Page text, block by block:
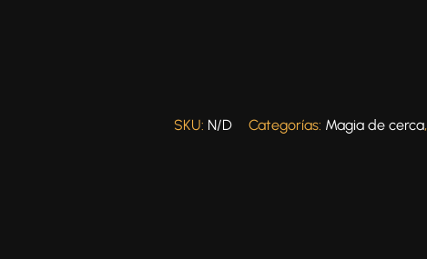
SKU: N/D Categorías: Magia de cerca,